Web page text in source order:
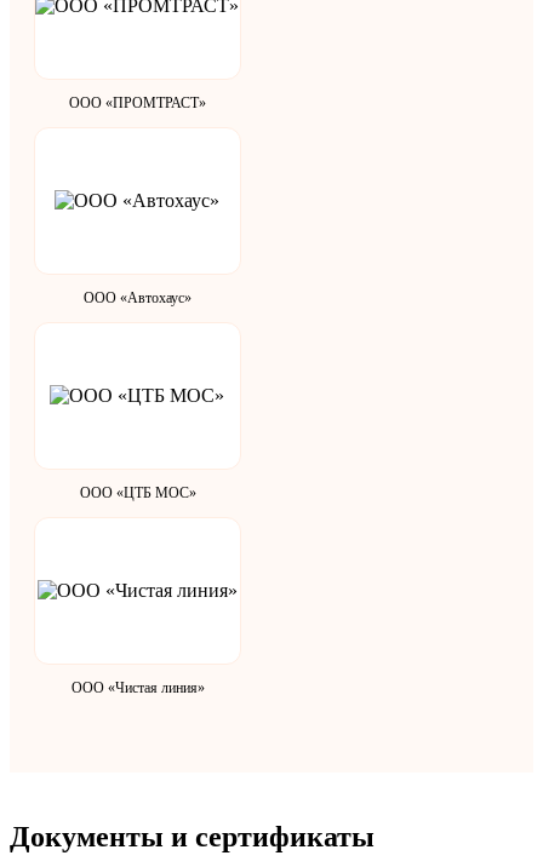
ООО «ПРОМТРАСТ»
ООО «Автохаус»
ООО «ЦТБ МОС»
ООО «Чистая линия»
Документы и сертификаты